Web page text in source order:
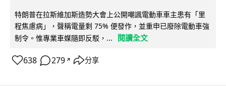
特朗普在拉斯維加斯造勢大會上公開嘲諷電動車車主患有「里
程焦慮病」，聲稱電量剩 75% 便發作，並重申已廢除電動車強
制令。惟專業車媒隨即反駁，...
閱讀全文
638 279 ↗ 分享